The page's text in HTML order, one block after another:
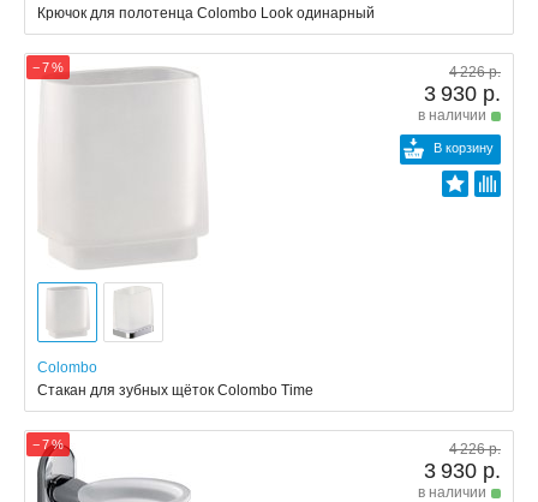
Крючок для полотенца Colombo Look одинарный
− 7 % 4 226 р.
3 930 р.
в наличии
В корзину
Colombo
Стакан для зубных щёток Colombo Time
− 7 % 4 226 р.
3 930 р.
в наличии